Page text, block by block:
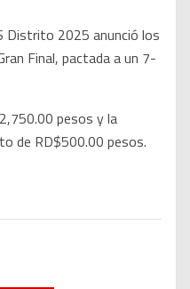
Distrito 2025 anunció los
Final, pactada a un 7-
pesos y la
de RD$500.00 pesos.